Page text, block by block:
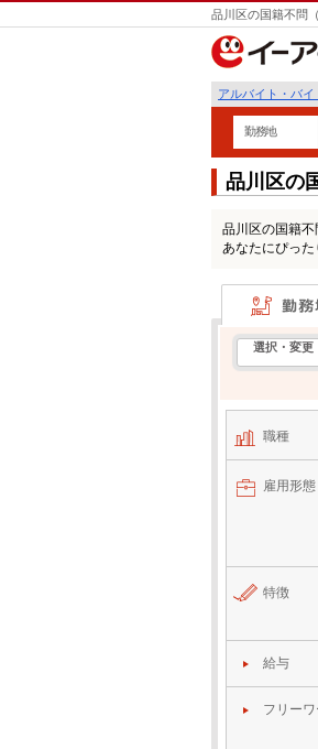
品川区の国籍不問
アルバイト・バ
勤務地
品川区の
品川区の国籍
あなたにぴっ
勤務地で検索
選択・変更
職種
雇用形態
特徴
給与
フリー